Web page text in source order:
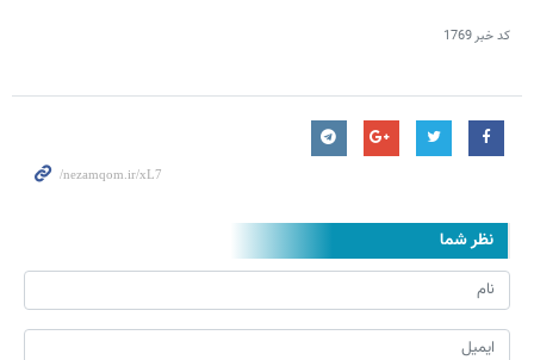
کد خبر1769
نظر شما